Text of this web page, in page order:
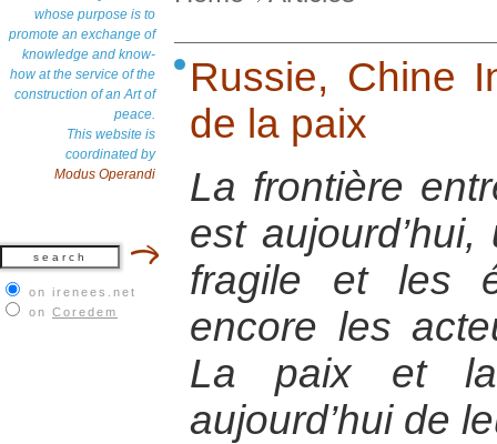
whose purpose is to
promote an exchange of
knowledge and know-
how at the service of the
construction of an Art of
peace.
This website is
coordinated by
Modus Operandi
on irenees.net
on Coredem
Russie, Chine
de la paix
La frontière
est
fragile et les
encore les
La paix et la
aujourd’hui de